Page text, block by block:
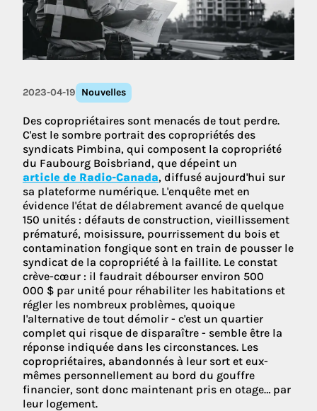
2023-04-19 Nouvelles
Des copropriétaires sont menacés de tout perdre.
C'est le sombre portrait des copropriétés des
syndicats Pimbina, qui composent la copropriété
du Faubourg Boisbriand, que dépeint un
article de Radio-Canada, diffusé aujourd'hui sur
sa plateforme numérique. L'enquête met en
évidence l'état de délabrement avancé de quelque
150 unités : défauts de construction, vieillissement
prématuré, moisissure, pourrissement du bois et
contamination fongique sont en train de pousser le
syndicat de la copropriété à la faillite. Le constat
crève-cœur : il faudrait débourser environ 500
000 $ par unité pour réhabiliter les habitations et
régler les nombreux problèmes, quoique
l'alternative de tout démolir - c'est un quartier
complet qui risque de disparaître - semble être la
réponse indiquée dans les circonstances. Les
copropriétaires, abandonnés à leur sort et eux-
mêmes personnellement au bord du gouffre
financier, sont donc maintenant pris en otage… par
leur logement.